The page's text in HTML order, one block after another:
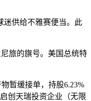
迷供给不雅赛便当。此
旅的旗号。美国总统特
暂缓接单，持股6.23%
创天瑞投资企业（无限